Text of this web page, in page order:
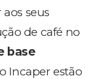
seus
de café no
base
Incaper estão